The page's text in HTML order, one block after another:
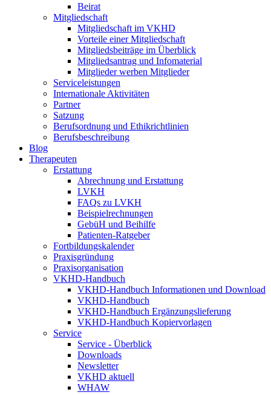
Beirat
Mitgliedschaft
Mitgliedschaft im VKHD
Vorteile einer Mitgliedschaft
Mitgliedsbeiträge im Überblick
Mitgliedsantrag und Infomaterial
Mitglieder werben Mitglieder
Serviceleistungen
Internationale Aktivitäten
Partner
Satzung
Berufsordnung und Ethikrichtlinien
Berufsbeschreibung
Blog
Therapeuten
Erstattung
Abrechnung und Erstattung
LVKH
FAQs zu LVKH
Beispielrechnungen
GebüH und Beihilfe
Patienten-Ratgeber
Fortbildungskalender
Praxisgründung
Praxisorganisation
VKHD-Handbuch
VKHD-Handbuch Informationen und Download
VKHD-Handbuch
VKHD-Handbuch Ergänzungslieferung
VKHD-Handbuch Kopiervorlagen
Service
Service - Überblick
Downloads
Newsletter
VKHD aktuell
WHAW